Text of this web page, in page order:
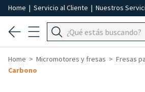
Home | Servicio al Cliente | Nuestros
Home Micromotores y fresas
Fresas
Carbono